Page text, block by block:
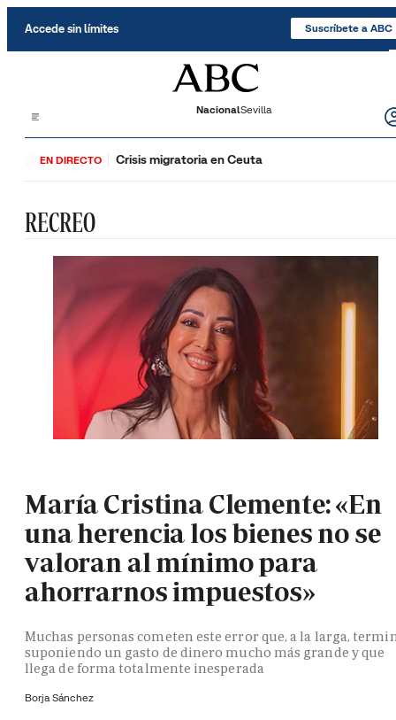
Accede sin límites Suscríbete a ABC
NacionalSevilla
EN DIRECTO Crisis migratoria en Ceuta
RECREO
María Cristina Clemente: «En
una herencia los bienes no se
valoran al mínimo para
ahorrarnos impuestos»
Muchas personas cometen este error que, a la larga,
suponiendo un gasto de dinero mucho más grande y que
llega de forma totalmente inesperada
Borja Sánchez